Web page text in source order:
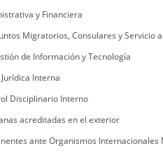
y Financiera
Migratorios, Consulares y Servicio
de Información y Tecnología
Interna
Disciplinario Interno
acreditadas en el exterior
ante Organismos Internacionales